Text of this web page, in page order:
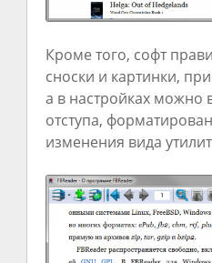
Кроме того, софт
сноски и картинки,
а в настройках можно
отступа,
изменения вида